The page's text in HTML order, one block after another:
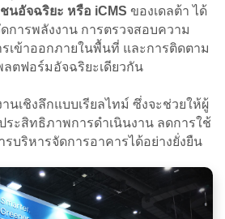
นอัจฉริยะ หรือ iCMS ของเดลต้า ได้
การพลังงาน การตรวจสอบความ
เข้าออกภายในพื้นที่ และการติดตาม
ตฟอร์มอัจฉริยะเดียวกัน
เชิงลึกแบบเรียลไทม์ ซึ่งจะช่วยให้ผู้
ระสิทธิภาพการดำเนินงาน ลดการใช้
รบริหารจัดการอาคารได้อย่างยั่งยืน